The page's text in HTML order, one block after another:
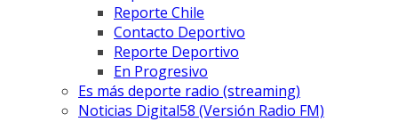
Reporte Chile
Contacto Deportivo
Reporte Deportivo
En Progresivo
Es más deporte radio (streaming)
Noticias Digital58 (Versión Radio FM)